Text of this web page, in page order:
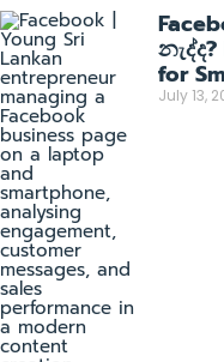
for
July 13,